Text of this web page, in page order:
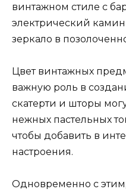
винтажном стиле с
электрический
зеркало в
Цвет винтажных
важную роль в
скатерти и шторы
нежных пастельных
чтобы добавить в
настроения.
Одновременно с